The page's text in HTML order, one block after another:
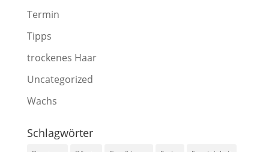
Termin
Tipps
trockenes Haar
Uncategorized
Wachs
Schlagwörter